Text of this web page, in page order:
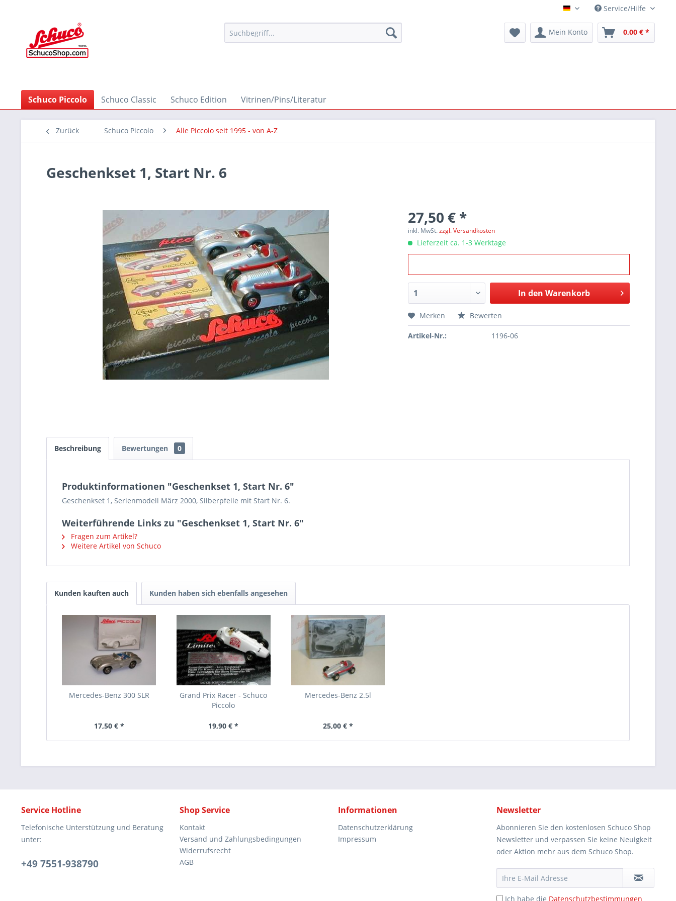
Deutsch Service/Hilfe
Mein Konto 0,00 € *
Schuco Piccolo Schuco Classic Schuco Edition Vitrinen/Pins/Literatur
Zurück Schuco Piccolo Alle Piccolo seit 1995 - von A-Z
Geschenkset 1, Start Nr. 6
27,50 € *
inkl. MwSt.zzgl. Versandkosten
Lieferzeit ca. 1-3 Werktage
In den Warenkorb
Merken Bewerten
Artikel-Nr.: 1196-06
Beschreibung Bewertungen 0
Produktinformationen "Geschenkset 1, Start Nr. 6"
Geschenkset 1, Serienmodell März 2000, Silberpfeile mit Start Nr. 6.
Weiterführende Links zu "Geschenkset 1, Start Nr. 6"
Fragen zum Artikel?
Weitere Artikel von Schuco
Kunden kauften auch Kunden haben sich ebenfalls angesehen
Mercedes-Benz 300 SLR
17,50 € *
Grand Prix Racer - Schuco
Piccolo
19,90 € *
Mercedes-Benz 2.5l
25,00 € *
Service Hotline
Telefonische Unterstützung und Beratung
unter:
+49 7551-938790
Shop Service
Kontakt
Versand und Zahlungsbedingungen
Widerrufsrecht
AGB
Informationen
Datenschutzerklärung
Impressum
Newsletter
Abonnieren Sie den kostenlosen Schuco Shop
Newsletter und verpassen Sie keine Neuigkeit
oder Aktion mehr aus dem Schuco Shop.
Ich habe die Datenschutzbestimmungen